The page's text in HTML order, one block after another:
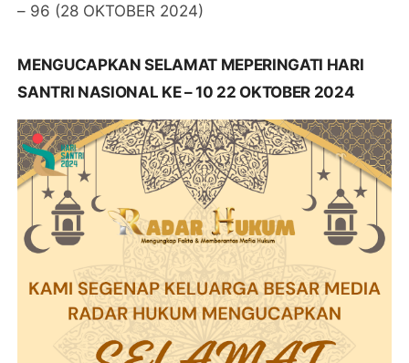
– 96 (28 OKTOBER 2024)
MENGUCAPKAN SELAMAT MEPERINGATI HARI
SANTRI NASIONAL KE – 10 22 OKTOBER 2024